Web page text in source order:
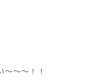
～～！！